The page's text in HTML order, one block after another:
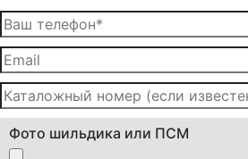
Фото шильдика или ПСМ